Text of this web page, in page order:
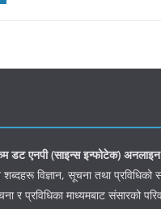
डट एनपी (साइन्सइन्फोटेक) अनलाइन
शब्दहरू विज्ञान, सूचना तथा
र प्रविधिका माध्यमबाट संसारको